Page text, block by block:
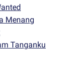
Menang
Tanganku